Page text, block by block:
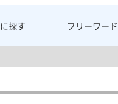
に探す フリーワード